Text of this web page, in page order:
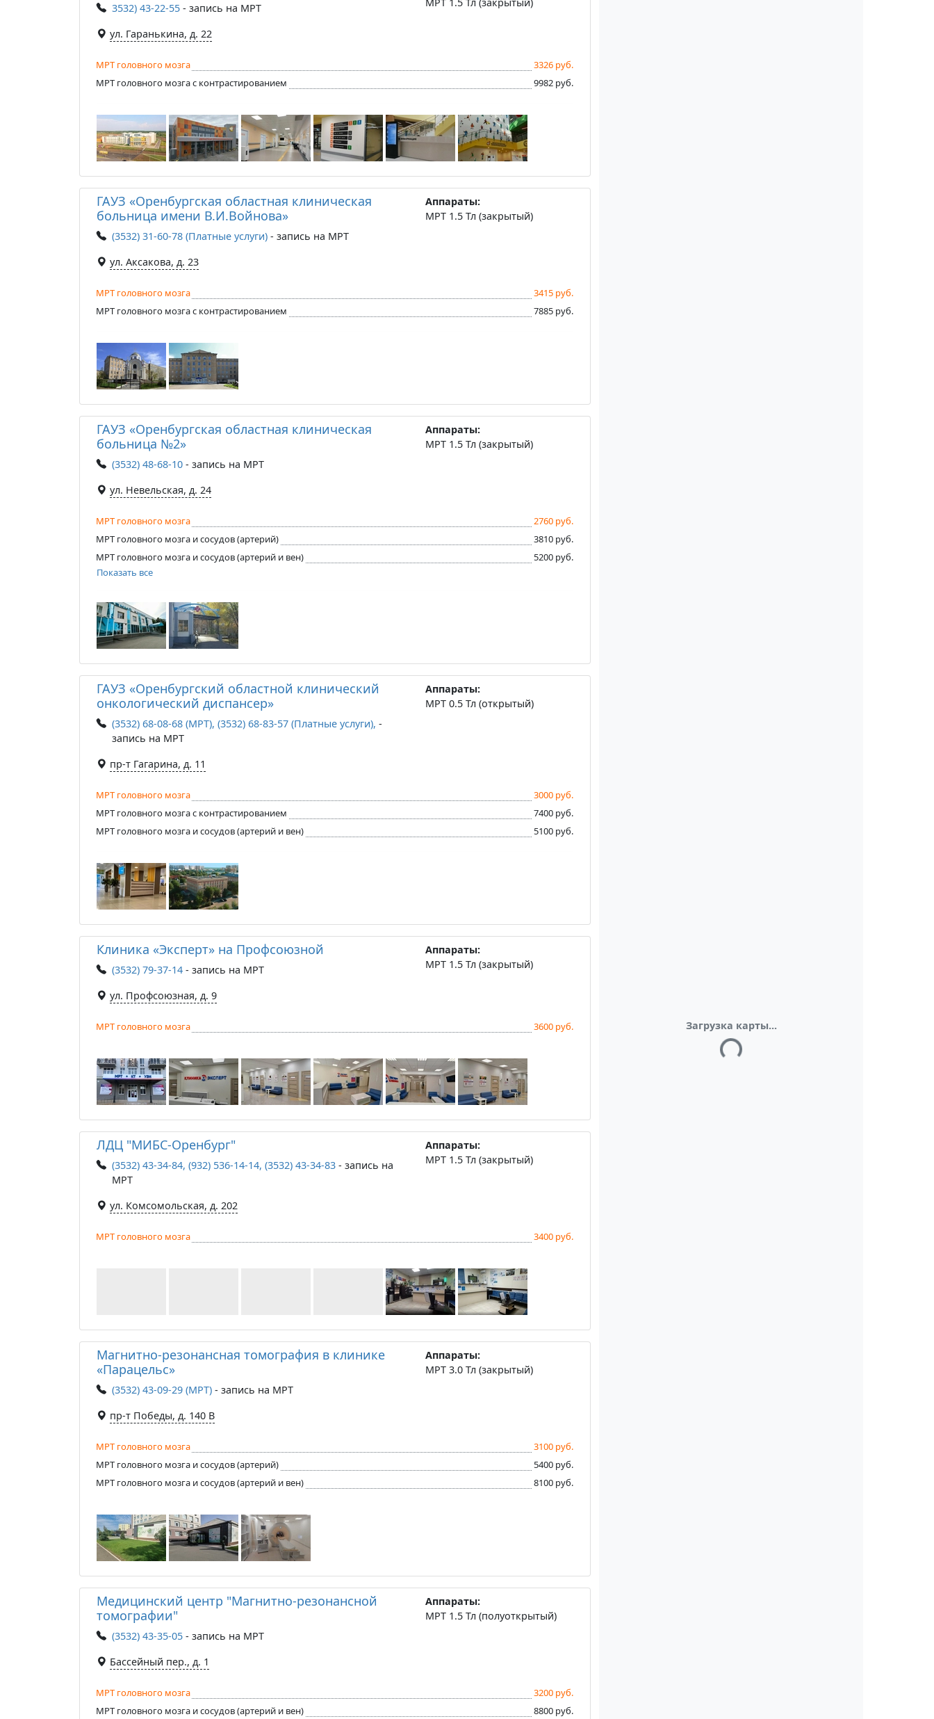
3532) 43-22-55 - запись на МРТ
ул. Гаранькина, д. 22
МРТ головного мозга
3326 руб.
МРТ головного мозга с контрастированием
9982 руб.
ГАУЗ «Оренбургская областная клиническая
больница имени В.И.Войнова»
(3532) 31-60-78 (Платные услуги) - запись на МРТ
ул. Аксакова, д. 23
Аппараты:
МРТ 1.5 Тл (закрытый)
МРТ головного мозга
3415 руб.
МРТ головного мозга с контрастированием
7885 руб.
ГАУЗ «Оренбургская областная клиническая
больница №2»
(3532) 48-68-10 - запись на МРТ
ул. Невельская, д. 24
Аппараты:
МРТ 1.5 Тл (закрытый)
МРТ головного мозга
2760 руб.
МРТ головного мозга и сосудов (артерий)
3810 руб.
МРТ головного мозга и сосудов (артерий и вен)
5200 руб.
Показать все
ГАУЗ «Оренбургский областной клинический
онкологический диспансер»
(3532) 68-08-68 (МРТ), (3532) 68-83-57 (Платные услуги), -
запись на МРТ
пр-т Гагарина, д. 11
Аппараты:
МРТ 0.5 Тл (открытый)
МРТ головного мозга
3000 руб.
МРТ головного мозга с контрастированием
7400 руб.
МРТ головного мозга и сосудов (артерий и вен)
5100 руб.
Клиника «Эксперт» на Профсоюзной
(3532) 79-37-14 - запись на МРТ
ул. Профсоюзная, д. 9
Аппараты:
МРТ 1.5 Тл (закрытый)
МРТ головного мозга 3600 руб.
ЛДЦ "МИБС-Оренбург"
(3532) 43-34-84, (932) 536-14-14, (3532) 43-34-83 - запись на
МРТ
ул. Комсомольская, д. 202
Аппараты:
МРТ 1.5 Тл (закрытый)
МРТ головного мозга 3400 руб.
Магнитно-резонансная томография в клинике
«Парацельс»
(3532) 43-09-29 (МРТ) - запись на МРТ
пр-т Победы, д. 140 B
Аппараты:
МРТ 3.0 Тл (закрытый)
МРТ головного мозга
3100 руб.
МРТ головного мозга и сосудов (артерий)
5400 руб.
МРТ головного мозга и сосудов (артерий и вен)
8100 руб.
Медицинский центр "Магнитно-резонансной
томографии"
(3532) 43-35-05 - запись на МРТ
Бассейный пер., д. 1
Аппараты:
МРТ 1.5 Тл (полуоткрытый)
МРТ головного мозга
3200 руб.
МРТ головного мозга и сосудов (артерий и вен)
8800 руб.
Загрузка карты...